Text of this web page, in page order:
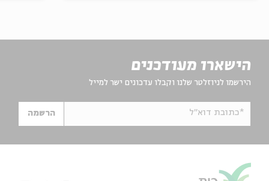
הישארו מעודכנים
הירשמו לניוזלטר שלנו וקבלו עדכונים ישר למייל
*כתובת דוא"ל הרשמה